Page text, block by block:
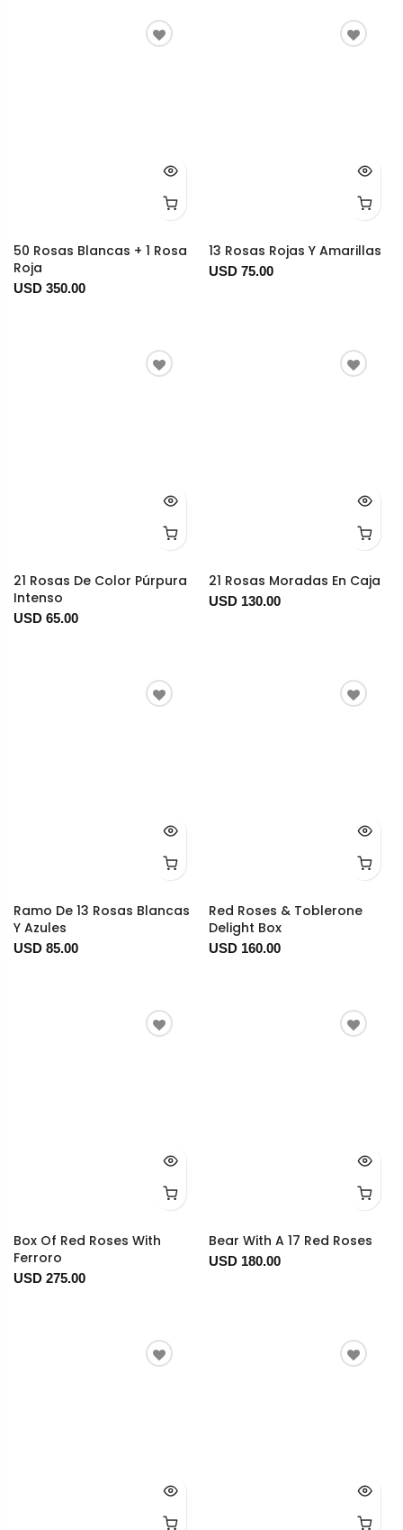
50 Rosas Blancas + 1 Rosa
Roja
USD 350.00
13 Rosas Rojas Y Amarillas
USD 75.00
21 Rosas De Color Púrpura
Intenso
USD 65.00
21 Rosas Moradas En Caja
USD 130.00
Ramo De 13 Rosas Blancas
Y Azules
USD 85.00
Red Roses & Toblerone
Delight Box
USD 160.00
Box Of Red Roses With
Ferroro
USD 275.00
Bear With A 17 Red Roses
USD 180.00